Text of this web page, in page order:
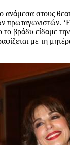
στους
πρωταγωνιστών.
το βράδυ είδαμε
με τη